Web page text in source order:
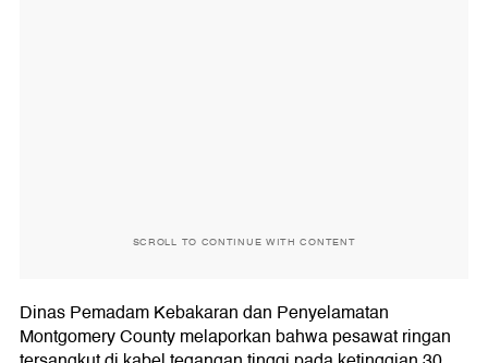
SCROLL TO CONTINUE WITH CONTENT
Dinas Pemadam Kebakaran dan Penyelamatan
Montgomery County melaporkan bahwa pesawat ringan